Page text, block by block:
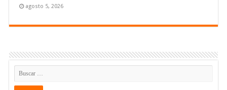
agosto 5, 2026